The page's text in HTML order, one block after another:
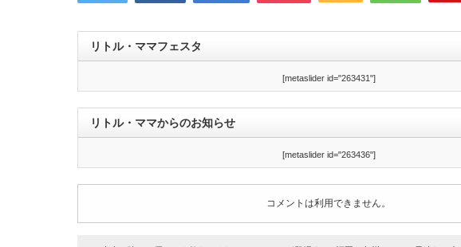
リトル・ママフェスタ
[metaslider id="263431"]
リトル・ママからのお知らせ
[metaslider id="263436"]
コメントは利用できません。